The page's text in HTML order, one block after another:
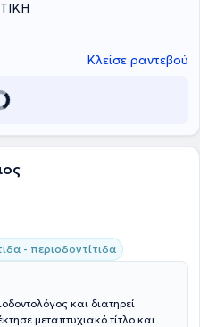
σε θέματα στοματικής
ιδιωτικό του ιατρείο, η
γνώση, δίνοντας λύση
Κλείσε ραντεβού
- περιοδοντίτιδα
και διατηρεί
μεταπτυχιακό τίτλο και